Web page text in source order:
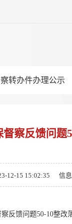
转办件办理公示
察反馈问
12-15 15:02:35 信
反馈问题50-10整改